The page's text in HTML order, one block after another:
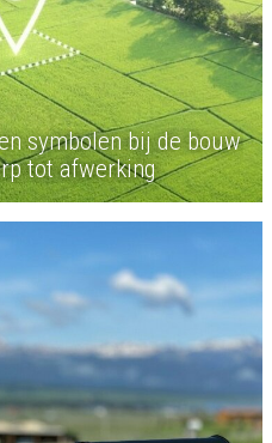
symbolen bij de bouw
tot afwerking